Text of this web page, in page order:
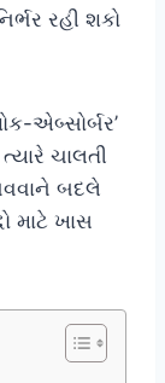
રહી શકો
એબ્સોર્બર’
ચાલતી
બદલે
માટે ખાસ